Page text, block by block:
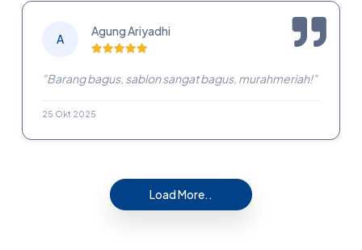
A
Agung Ariyadhi
"Barang bagus, sablon sangat bagus, murahmeriah!"
25 Okt 2025
Load More..